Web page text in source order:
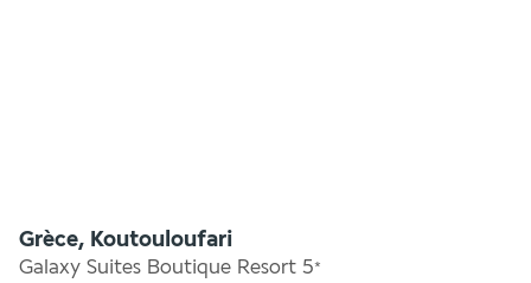
Grèce, Koutouloufari
Galaxy Suites Boutique Resort 5*